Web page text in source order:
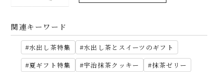
関連キーワード
水出し茶特集
水出し茶とスイーツのギフト
夏ギフト特集
宇治抹茶クッキー
抹茶ゼリー